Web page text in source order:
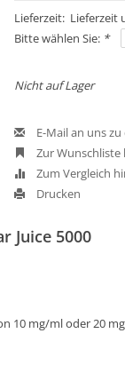
Lieferzeit: Lieferzeit
Bitte wählen Sie: *
Nicht auf Lager
E-Mail an uns
Zur Wunschliste
Zum Vergleich
Drucken
Juice 5000
10 mg/ml oder 20